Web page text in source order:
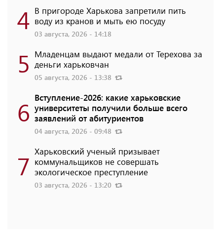
4 В пригороде Харькова запретили пить
воду из кранов и мыть ею посуду
03 августа, 2026 - 14:18
5 Младенцам выдают медали от Терехова за
деньги харьковчан
05 августа, 2026 - 13:38
6 Вступление-2026: какие харьковские
университеты получили больше всего
заявлений от абитуриентов
04 августа, 2026 - 09:48
7 Харьковский ученый призывает
коммунальщиков не совершать
экологическое преступление
03 августа, 2026 - 13:20